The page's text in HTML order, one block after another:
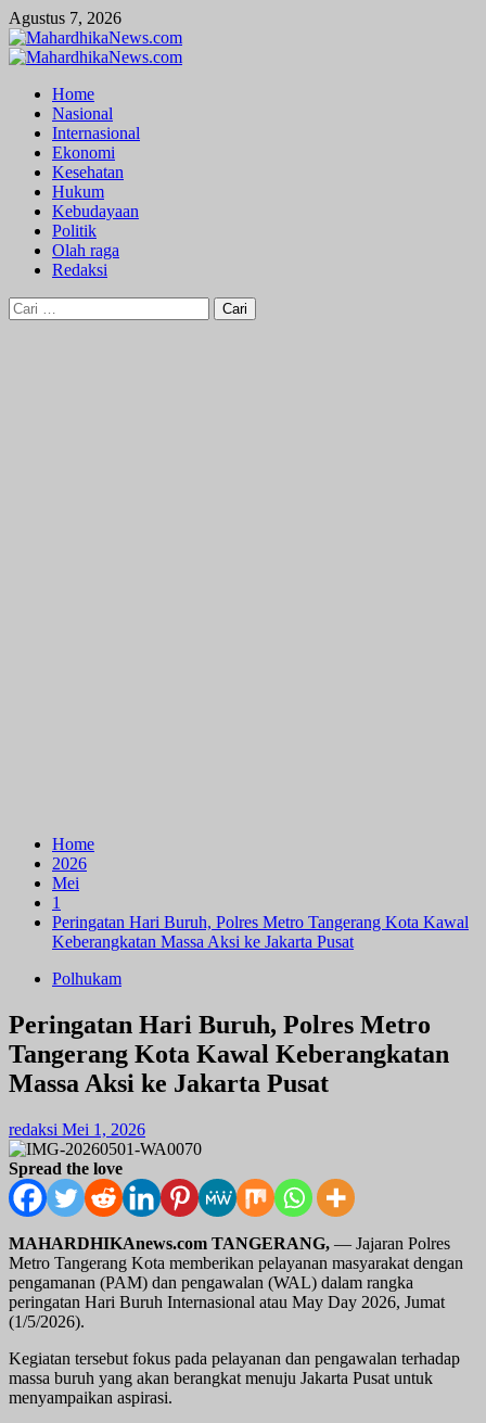
Skip
to
content
Agustus 7, 2026
Primary
Home
Nasional
Internasional
Ekonomi
Kesehatan
Hukum
Kebudayaan
Politik
Olah raga
Redaksi
Cari
untuk:
Home
2026
Mei
1
Peringatan Hari Buruh, Polres Metro Tangerang Kota Kawal
Keberangkatan Massa Aksi ke Jakarta Pusat
Polhukam
Peringatan Hari Buruh, Polres Metro
Tangerang Kota Kawal Keberangkatan
Massa Aksi ke Jakarta Pusat
redaksi Mei 1, 2026
Spread the love
MAHARDHIKAnews.com TANGERANG, — Jajaran Polres
Metro Tangerang Kota memberikan pelayanan masyarakat dengan
pengamanan (PAM) dan pengawalan (WAL) dalam rangka
peringatan Hari Buruh Internasional atau May Day 2026, Jumat
(1/5/2026).
Kegiatan tersebut fokus pada pelayanan dan pengawalan terhadap
massa buruh yang akan berangkat menuju Jakarta Pusat untuk
menyampaikan aspirasi.